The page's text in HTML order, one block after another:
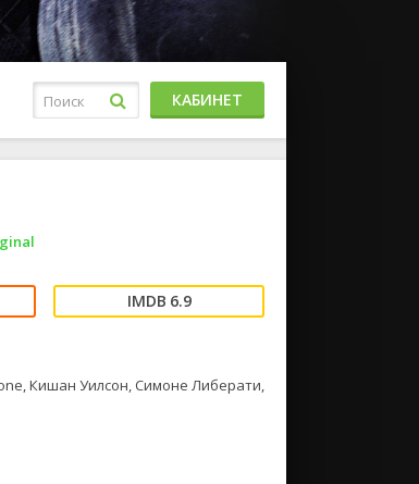
КАБИНЕТ
6.9
Кишан Уилсон, Симоне Либерати,